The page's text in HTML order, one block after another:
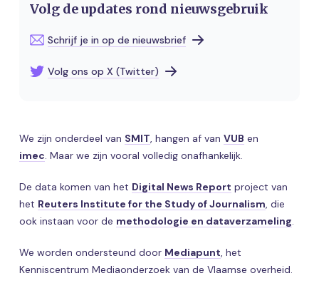
Volg de updates rond nieuwsgebruik
Schrijf je in op de nieuwsbrief
Volg ons op X (Twitter)
We zijn onderdeel van SMIT, hangen af van VUB en
imec. Maar we zijn vooral volledig onafhankelijk.
De data komen van het Digital News Report project van
het Reuters Institute for the Study of Journalism, die
ook instaan voor de methodologie en dataverzameling.
We worden ondersteund door Mediapunt, het
Kenniscentrum Mediaonderzoek van de Vlaamse overheid.